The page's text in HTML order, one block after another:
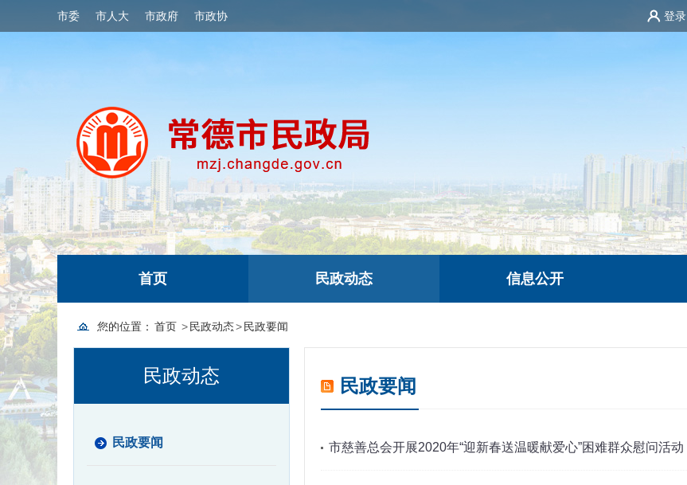
市委 市人大 市政府 市政协 登录
首页 民政动态 信息公开
您的位置： 首页 > 民政动态> 民政要闻
民政动态
民政要闻
民政要闻
市慈善总会开展2020年“迎新春送温暖献爱心”困难群众慰问活动